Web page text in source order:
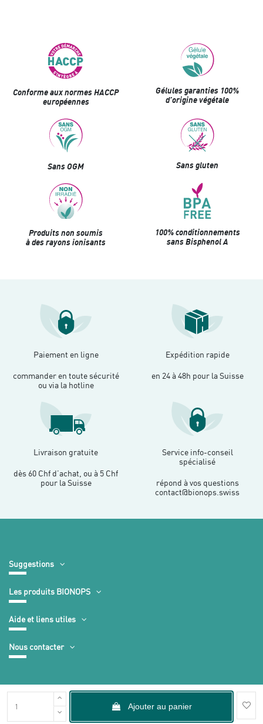
Ajouter au panier
Conforme aux normes HACCP
européennes
Gélules garanties 100%
d’origine végétale
Sans OGM Sans gluten
Produits non soumis
à des rayons ionisants
100% conditionnements
sans Bisphenol A
Paiement en ligne
commander en toute sécurité
ou via la hotline
Expédition rapide
en 24 à 48h pour la Suisse
Livraison gratuite
dès 60 Chf d’achat, ou à 5 Chf
pour la Suisse
Service info-conseil
spécialisé
répond à vos questions
contact@bionops.swiss
Suggestions
Les produits BIONOPS
Aide et liens utiles
Nous contacter
Mentions légales